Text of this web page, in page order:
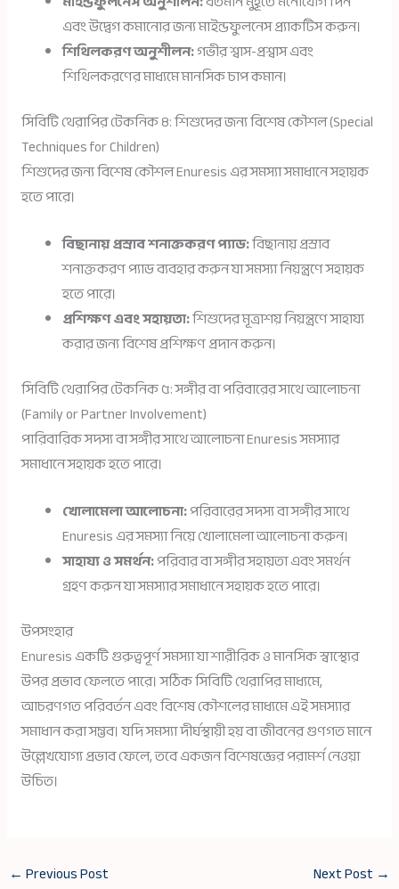
এবং উদ্বেগ কমানোর জন্য মাইন্ডফুলনেস প্র্যাকটিস করুন।
শিথিলকরণ অনুশীলন:গভীর শ্বাস-প্রশ্বাস এবং
শিথিলকরণের মাধ্যমে মানসিক চাপ কমান।
সিবিটি থেরাপির টেকনিক ৪: শিশুদের জন্য বিশেষ কৌশল (Special
Techniques for Children)
শিশুদের জন্য বিশেষ কৌশল Enuresis এর সমস্যা সমাধানে সহায়ক
হতে পারে।
বিছানায় প্রস্রাব শনাক্তকরণ প্যাড:বিছানায় প্রস্রাব
শনাক্তকরণ প্যাড ব্যবহার করুন যা সমস্যা নিয়ন্ত্রণে সহায়ক
হতে পারে।
প্রশিক্ষণ এবং সহায়তা:শিশুদের মূত্রাশয় নিয়ন্ত্রণে সাহায্য
করার জন্য বিশেষ প্রশিক্ষণ প্রদান করুন।
সিবিটি থেরাপির টেকনিক ৫: সঙ্গীর বা পরিবারের সাথে আলোচনা
(Family or Partner Involvement)
পারিবারিক সদস্য বা সঙ্গীর সাথে আলোচনা Enuresis সমস্যার
সমাধানে সহায়ক হতে পারে।
খোলামেলা আলোচনা:পরিবারের সদস্য বা সঙ্গীর সাথে
Enuresis এর সমস্যা নিয়ে খোলামেলা আলোচনা করুন।
সাহায্য ও সমর্থন:পরিবার বা সঙ্গীর সহায়তা এবং সমর্থন
গ্রহণ করুন যা সমস্যার সমাধানে সহায়ক হতে পারে।
উপসংহার
Enuresis একটি গুরুত্বপূর্ণ সমস্যা যা শারীরিক ও মানসিক স্বাস্থ্যের
উপর প্রভাব ফেলতে পারে। সঠিক সিবিটি থেরাপির মাধ্যমে,
আচরণগত পরিবর্তন এবং বিশেষ কৌশলের মাধ্যমে এই সমস্যার
সমাধান করা সম্ভব। যদি সমস্যা দীর্ঘস্থায়ী হয় বা জীবনের গুণগত মানে
উল্লেখযোগ্য প্রভাব ফেলে, তবে একজন বিশেষজ্ঞের পরামর্শ নেওয়া
উচিত।
← Previous Post Next Post →